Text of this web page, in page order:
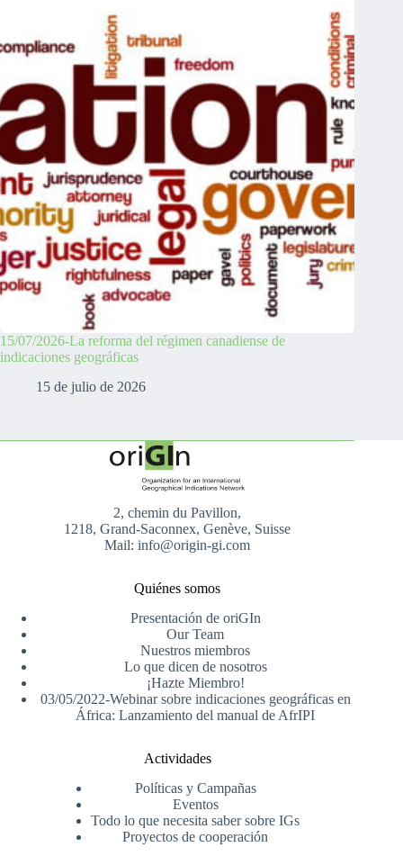
15/07/2026-La reforma del régimen canadiense de
indicaciones geográficas
15 de julio de 2026
2, chemin du Pavillon,
1218, Grand-Saconnex, Genève, Suisse
Mail: info@origin-gi.com
Quiénes somos
Presentación de oriGIn
Our Team
Nuestros miembros
Lo que dicen de nosotros
¡Hazte Miembro!
03/05/2022-Webinar sobre indicaciones geográficas en
África: Lanzamiento del manual de AfrIPI
Actividades
Políticas y Campañas
Eventos
Todo lo que necesita saber sobre IGs
Proyectos de cooperación